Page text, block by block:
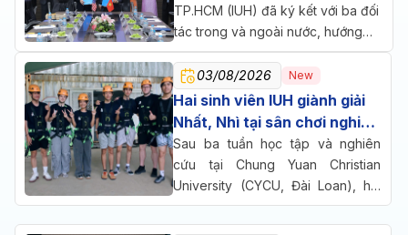
TP.HCM (IUH) đã ký kết với ba đối
tác trong và ngoài nước, hướng
đến một mục tiêu chung: đưa đào
tạo, nghiên cứu và doanh nghiệp
cùng ngồi lại giải bài toán nhân lực
cho ngành chăm sóc sức khỏe.
03/08/2026 New
Hai sinh viên IUH giành giải
Nhất, Nhì tại sân chơi nghiên
cứu quốc tế ở Đài Loan
Sau ba tuần học tập và nghiên
cứu tại Chung Yuan Christian
University (CYCU, Đài Loan), hai
sinh viên Trường Đại học Công
nghiệp TP.HCM (IUH) đã cùng